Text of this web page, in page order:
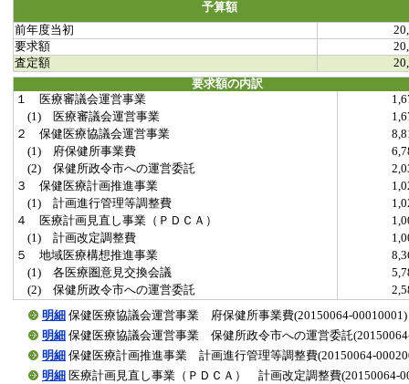
予算額
前年度当初
要求額
査定額
要求額の内訳
１ 医療審議会運営事業
(1) 医療審議会運営事業
２ 保健医療協議会運営事業
(1) 府保健所事業費
(2) 保健所政令市への運営委託
３ 保健医療計画推進事業
(1) 計画進行管理等調整費
４ 医療計画見直し事業（ＰＤＣＡ）
(1) 計画改定調整費
５ 地域医療構想推進事業
(1) 各医療圏意見交換会議
(2) 保健所政令市への運営委託
明細 保健医療協議会運営事業 府保健所事業費(20150064-00010001)
明細 保健医療協議会運営事業 保健所政令市への運営委託
明細 保健医療計画推進事業 計画進行管理等調整費(20150064-
明細 医療計画見直し事業（ＰＤＣＡ） 計画改定調整費(20150064-